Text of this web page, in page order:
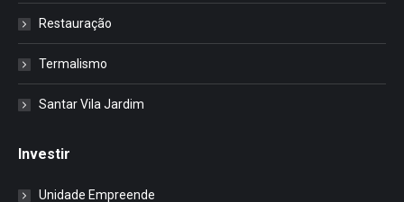
Restauração
Termalismo
Santar Vila Jardim
Investir
Unidade Empreende